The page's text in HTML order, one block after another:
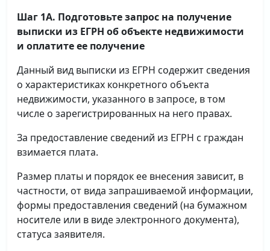
Шаг 1А. Подготовьте запрос на получение
выписки из ЕГРН об объекте недвижимости
и оплатите ее получение
Данный вид выписки из ЕГРН содержит сведения
о характеристиках конкретного объекта
недвижимости, указанного в запросе, в том
числе о зарегистрированных на него правах.
За предоставление сведений из ЕГРН с граждан
взимается плата.
Размер платы и порядок ее внесения зависит, в
частности, от вида запрашиваемой информации,
формы предоставления сведений (на бумажном
носителе или в виде электронного документа),
статуса заявителя.